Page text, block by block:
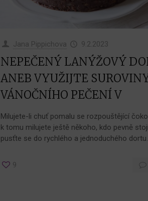
Jana Pippichova 9.2.2023
NEPEČENÝ LANÝŽOVÝ
ANEB VYUŽIJTE
VÁNOČNÍHO PEČENÍ V
Milujete-li chuť pomalu se rozpouštějící
k tomu milujete ještě někoho, kdo pevně
pusťte se do rychlého a jednoduchého dortu.
9